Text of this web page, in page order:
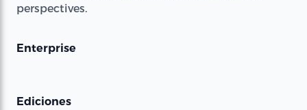
perspectives.
Enterprise
Ediciones